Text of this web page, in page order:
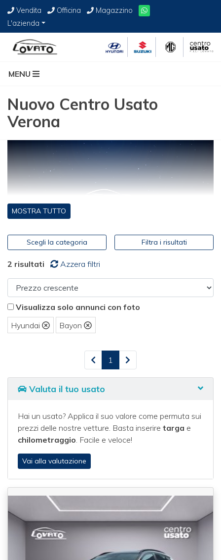
Vendita Officina
Magazzino
L'azienda
MENU
Nuovo Centro Usato
Verona
SCOPRI LA QUALITÀ FIRMATA F.LLI
LOVATO
Benvenuto nelnuovo Centro Auto Usate Fratelli
Lovato di Verona, situato
showroom troveraiun’ampia selezione di vetture usate
ideali per chi cerca auto usate sicure e affidabili a Verona e
Il nostro team specializzato nella vendita di auto
a consigliarti nella scelta del veicolo più adatto alle tue
esigenze. Scopri le nostre soluzioni di finanziamento
personalizzatee approfitta della valutazione immediata
Fratelli Lovato è la concessionaria di riferimento per
l'acquisto di auto usate garantite a Verona: professionalità,
qualità e sicurezza al tuo servizio.
MOSTRA TUTTO
Scegli la categoria Filtra i risultati
2 risultati Azzera filtri
Visualizza solo annunci con foto
Hyundai
Bayon
1
Valuta il tuo usato
Hai un usato? Applica il suo valore come permuta sui
prezzi delle nostre vetture. Basta inserire targa e
chilometraggio . Facile e veloce!
Vai alla valutazione